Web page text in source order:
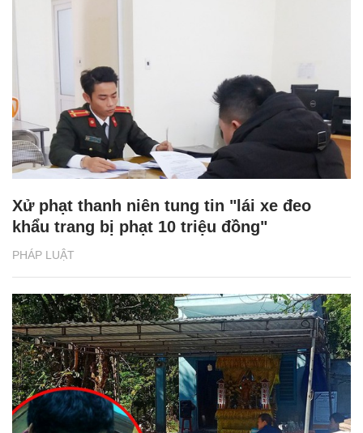
PHÁP LUẬT
Xử phạt thanh niên tung tin "lái xe đeo
khẩu trang bị phạt 10 triệu đồng"